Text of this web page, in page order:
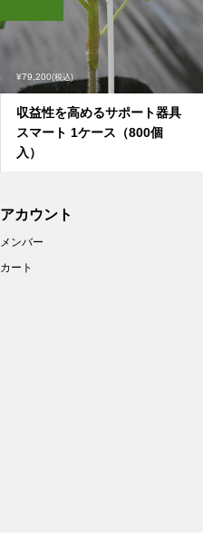
¥79,200(税込)
収益性を高めるサポート器具
スマート 1ケース（800個
入）
アカウント
メンバー
カート